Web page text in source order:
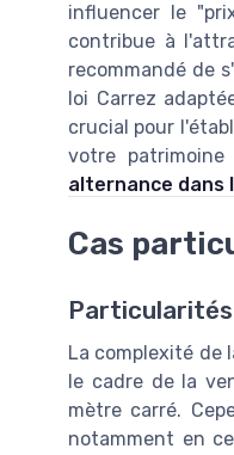
influencer le
contribue à
recommandé de
loi Carrez
crucial pour
votre
alternance dans
Cas
La complexité de
le cadre de la
mètre carré.
notamment en